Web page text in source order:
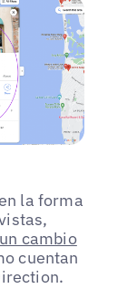
la forma
cambio
cuentan